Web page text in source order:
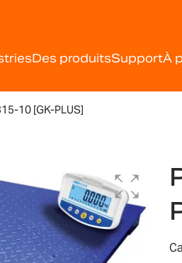
Des produitsSupportÀ
10 [GK-PLUS]